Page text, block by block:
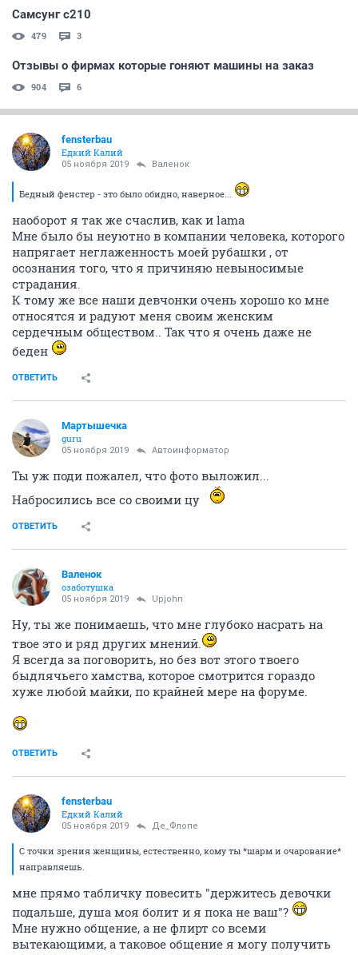
Самсунг с210
479 3
Отзывы о фирмах которые гоняют машины на заказ
904 6
fensterbau
Едкий Калий
05 ноября 2019 Валенок
Бедный фенстер - это было обидно, наверное...
наоборот я так же счаслив, как и lama
Мне было бы неуютно в компании человека, которого
напрягает неглаженность моей рубашки , от
осознания того, что я причиняю невыносимые
страдания.
К тому же все наши девчонки очень хорошо ко мне
относятся и радуют меня своим женским
сердечным обществом.. Так что я очень даже не
беден
ОТВЕТИТЬ
Мартышечка
guru
05 ноября 2019 Автоинформатор
Ты уж поди пожалел, что фото выложил...
Набросились все со своими цу
ОТВЕТИТЬ
Валенок
озаботушка
05 ноября 2019 Upjohn
Ну, ты же понимаешь, что мне глубоко насрать на
твое это и ряд других мнений.
Я всегда за поговорить, но без вот этого твоего
быдлячьего хамства, которое смотрится гораздо
хуже любой майки, по крайней мере на форуме.
ОТВЕТИТЬ
fensterbau
Едкий Калий
05 ноября 2019 Де_Флопе
С точки зрения женщины, естественно, кому ты *шарм и очарование*
направляешь.
мне прямо табличку повесить "держитесь девочки
подальше, душа моя болит и я пока не ваш"?
Мне нужно общение, а не флирт со всеми
вытекающими, а таковое общение я могу получить